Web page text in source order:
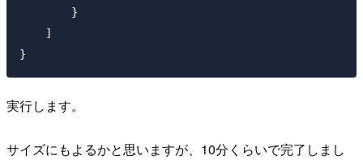
        }
    ]
実行します。
サイズにもよるかと思いますが、10分くらいで完了しまし